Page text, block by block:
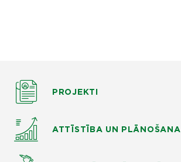
PROJEKTI
ATTĪSTĪBA UN PLĀNOŠANA